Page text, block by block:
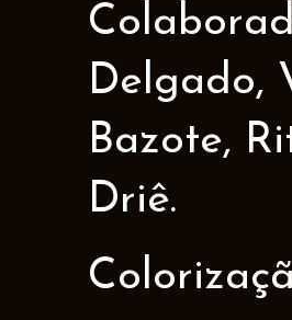
Delgado,
Bazote,
Driê.